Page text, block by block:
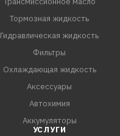
Тормозная жидкость
Гидравлическая жидкость
Фильтры
Охлаждающая жидкость
Аксессуары
Автохимия
Аккумуляторы
УСЛУГИ